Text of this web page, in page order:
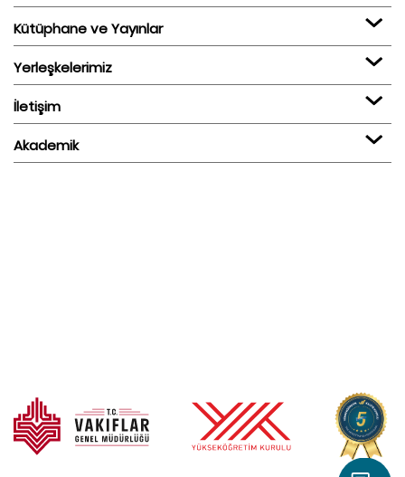
Kütüphane ve Yayınlar
Yerleşkelerimiz
İletişim
Akademik